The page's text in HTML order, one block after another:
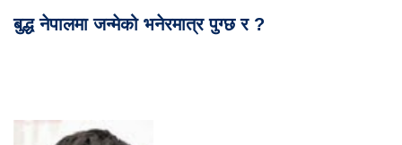
बुद्ध नेपालमा जन्मेको भनेरमात्र पुग्छ र ?